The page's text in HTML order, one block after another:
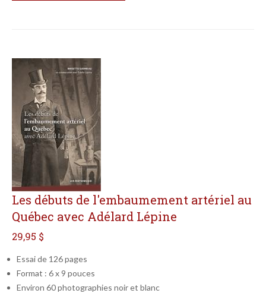
Les débuts de l'embaumement artériel au
Québec avec Adélard Lépine
29,95 $
Essai de 126 pages
Format : 6 x 9 pouces
Environ 60 photographies noir et blanc